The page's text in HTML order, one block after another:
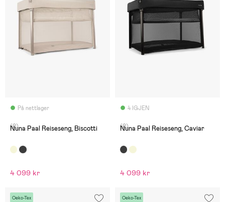
På nettlager
(0)
Nuna Paal Reiseseng, Biscotti
4 099 kr
4 IGJEN
(0)
Nuna Paal Reiseseng, Caviar
4 099 kr
Oeko-Tex Oeko-Tex